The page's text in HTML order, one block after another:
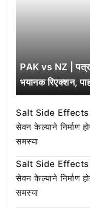
PAK vs NZ |
भयानक रिएक्शन,
Salt Side Effects |
सेवन केल्याने निर्माण
समस्या
Salt Side Effects |
सेवन केल्याने निर्माण
समस्या